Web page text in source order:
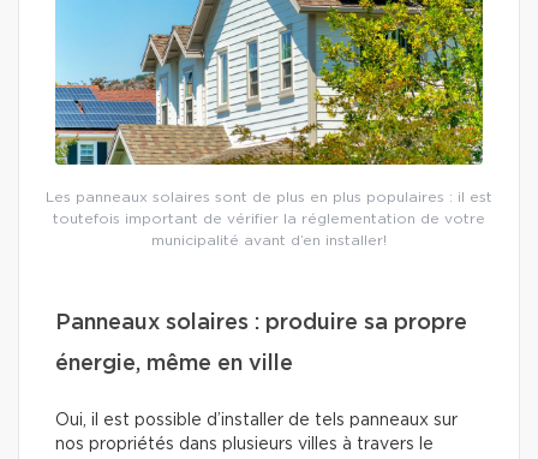
Les panneaux solaires sont de plus en plus populaires : il est
toutefois important de vérifier la réglementation de votre
municipalité avant d’en installer!
Panneaux solaires : produire sa propre
énergie, même en ville
Oui, il est possible d’installer de tels panneaux sur
nos propriétés dans plusieurs villes à travers le